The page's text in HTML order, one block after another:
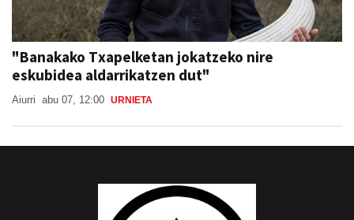
"Banakako Txapelketan jokatzeko nire
eskubidea aldarrikatzen dut"
Aiurri abu 07, 12:00 URNIETA